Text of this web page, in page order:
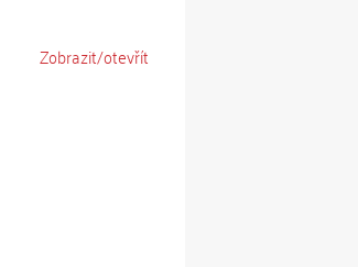
Zobrazit/otevřít